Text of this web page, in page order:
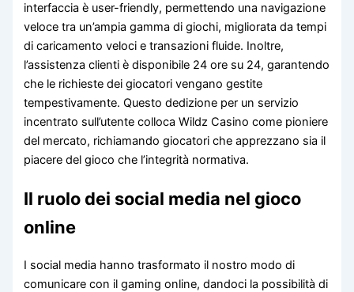
interfaccia è user-friendly, permettendo una navigazione
veloce tra un’ampia gamma di giochi, migliorata da tempi
di caricamento veloci e transazioni fluide. Inoltre,
l’assistenza clienti è disponibile 24 ore su 24, garantendo
che le richieste dei giocatori vengano gestite
tempestivamente. Questo dedizione per un servizio
incentrato sull’utente colloca Wildz Casino come pioniere
del mercato, richiamando giocatori che apprezzano sia il
piacere del gioco che l’integrità normativa.
Il ruolo dei social media nel gioco
online
I social media hanno trasformato il nostro modo di
comunicare con il gaming online, dandoci la possibilità di